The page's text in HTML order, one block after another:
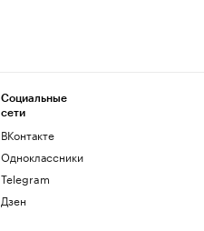
Социальные
сети
ВКонтакте
Одноклассники
Telegram
Дзен